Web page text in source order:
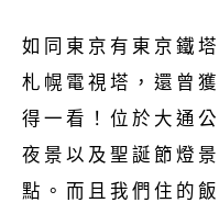
如同東京有東京鐵塔
札幌電視塔，還曾
得一看！位於大通
夜景以及聖誕節燈
點。而且我們住的